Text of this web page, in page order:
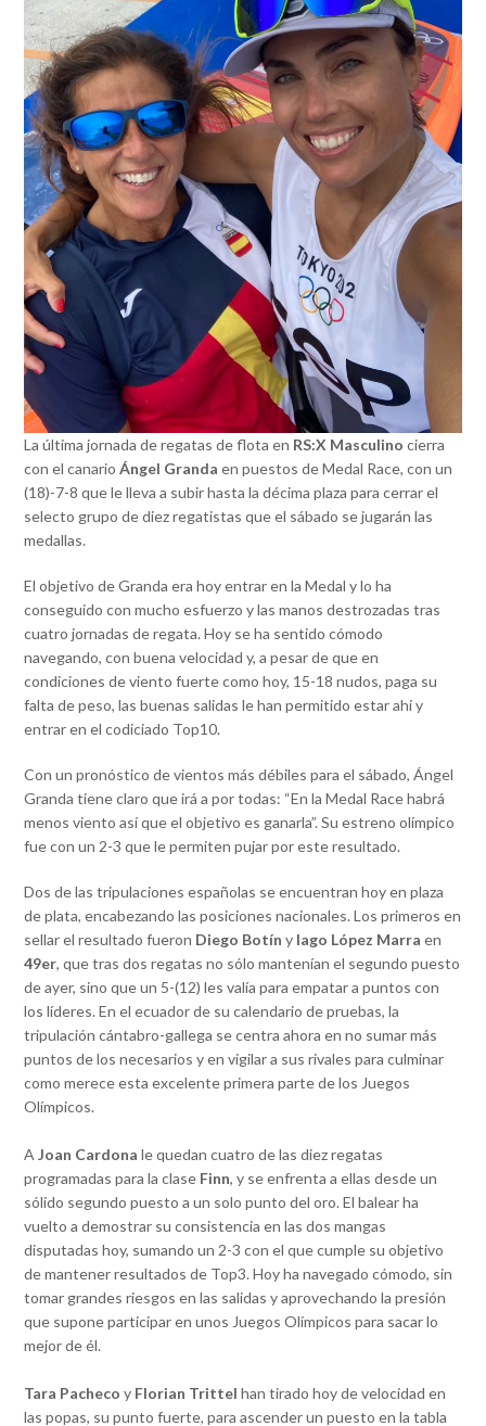
La última jornada de regatas de flota en RS:X Masculino cierra
con el canarioÁngel Grandaen puestos de Medal Race, con un
(18)-7-8 que le lleva a subir hasta la décima plaza para cerrar el
selecto grupo de diez regatistas que el sábado se jugarán las
medallas.
El objetivo de Granda era hoy entrar en la Medal y lo ha
conseguido con mucho esfuerzo y las manos destrozadas tras
cuatro jornadas de regata. Hoy se ha sentido cómodo
navegando, con buena velocidad y, a pesar de que en
condiciones de viento fuerte como hoy, 15-18 nudos, paga su
falta de peso, las buenas salidas le han permitido estar ahí y
entrar en el codiciado Top10.
Con un pronóstico de vientos más débiles para el sábado, Ángel
Granda tiene claro que irá a por todas: “En la Medal Race habrá
menos viento así que el objetivo es ganarla”. Su estreno olímpico
fue con un 2-3 que le permiten pujar por este resultado.
Dos de las tripulaciones españolas se encuentran hoy en plaza
de plata, encabezando las posiciones nacionales. Los primeros en
sellar el resultado fueron Diego Botíny Iago López Marraen
49er, que tras dos regatas no sólo mantenían el segundo puesto
de ayer, sino que un 5-(12) les valía para empatar a puntos con
los líderes. En el ecuador de su calendario de pruebas, la
tripulación cántabro-gallega se centra ahora en no sumar más
puntos de los necesarios y en vigilar a sus rivales para culminar
como merece esta excelente primera parte de los Juegos
Olímpicos.
AJoan Cardona le quedan cuatro de las diez regatas
programadas para la clase Finn, y se enfrenta a ellas desde un
sólido segundo puesto a un solo punto del oro. El balear ha
vuelto a demostrar su consistencia en las dos mangas
disputadas hoy, sumando un 2-3 con el que cumple su objetivo
de mantener resultados de Top3. Hoy ha navegado cómodo, sin
tomar grandes riesgos en las salidas y aprovechando la presión
que supone participar en unos Juegos Olímpicos para sacar lo
mejor de él.
Tara Pacheco y Florian Trittel han tirado hoy de velocidad en
las popas, su punto fuerte, para ascender un puesto en la tabla